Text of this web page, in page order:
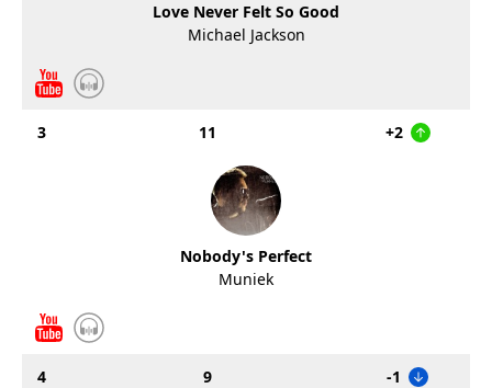
Love Never Felt So Good
Michael Jackson
3 11 +2
Nobody's Perfect
Muniek
4 9 -1